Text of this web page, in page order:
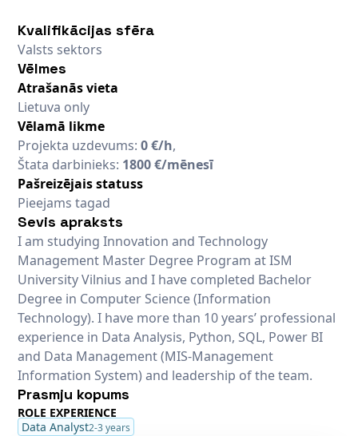
Kvalifikācijas sfēra
Valsts sektors
Vēlmes
Atrašanās vieta
Lietuva only
Vēlamā likme
Projekta uzdevums:0 €/h,
Štata darbinieks: 1800 €/mēnesī
Pašreizējais statuss
Pieejams tagad
Sevis apraksts
I am studying Innovation and Technology
Management Master Degree Program at ISM
University Vilnius and I have completed Bachelor
Degree in Computer Science (Information
Technology). I have more than 10 years’ professional
experience in Data Analysis, Python, SQL, Power BI
and Data Management (MIS-Management
Information System) and leadership of the team.
Prasmju kopums
ROLE EXPERIENCE
Data Analyst2-3 years